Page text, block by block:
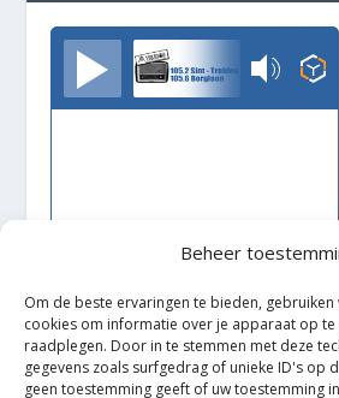
Beheer
Om de beste ervaringen te bieden,
cookies om informatie over je apparaat op te
raadplegen. Door in te stemmen met deze
gegevens zoals surfgedrag of unieke ID's op
geen toestemming geeft of uw toestemming
TrudoFM